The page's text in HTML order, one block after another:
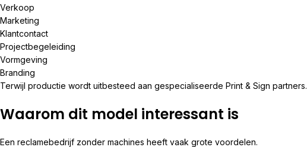
Verkoop
Marketing
Klantcontact
Projectbegeleiding
Vormgeving
Branding
Terwijl productie wordt uitbesteed aan gespecialiseerde Print & Sign partners.
Waarom dit model interessant is
Een reclamebedrijf zonder machines heeft vaak grote voordelen.